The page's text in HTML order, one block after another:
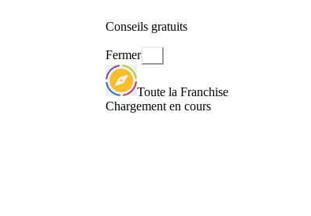
Conseils gratuits
Fermer
Toute la Franchise
Chargement en cours